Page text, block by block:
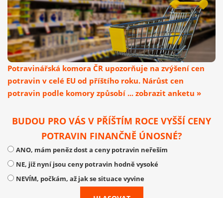
Potravinářská komora ČR upozorňuje na zvýšení cen
potravin v celé EU od příštího roku. Nárůst cen
potravin podle komory způsobí ... zobrazit anketu »
BUDOU PRO VÁS V PŘÍŠTÍM ROCE VYŠŠÍ CENY
POTRAVIN FINANČNĚ ÚNOSNÉ?
ANO, mám peněz dost a ceny potravin neřeším
NE, již nyní jsou ceny potravin hodně vysoké
NEVÍM, počkám, až jak se situace vyvine